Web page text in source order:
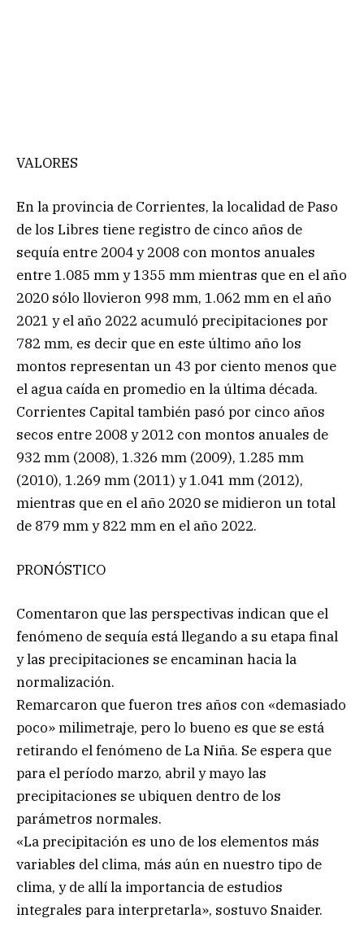
VALORES
En la provincia de Corrientes, la localidad de Paso
de los Libres tiene registro de cinco años de
sequía entre 2004 y 2008 con montos anuales
entre 1.085 mm y 1355 mm mientras que en el año
2020 sólo llovieron 998 mm, 1.062 mm en el año
2021 y el año 2022 acumuló precipitaciones por
782 mm, es decir que en este último año los
montos representan un 43 por ciento menos que
el agua caída en promedio en la última década.
Corrientes Capital también pasó por cinco años
secos entre 2008 y 2012 con montos anuales de
932 mm (2008), 1.326 mm (2009), 1.285 mm
(2010), 1.269 mm (2011) y 1.041 mm (2012),
mientras que en el año 2020 se midieron un total
de 879 mm y 822 mm en el año 2022.
PRONÓSTICO
Comentaron que las perspectivas indican que el
fenómeno de sequía está llegando a su etapa final
y las precipitaciones se encaminan hacia la
normalización.
Remarcaron que fueron tres años con «demasiado
poco» milimetraje, pero lo bueno es que se está
retirando el fenómeno de La Niña. Se espera que
para el período marzo, abril y mayo las
precipitaciones se ubiquen dentro de los
parámetros normales.
«La precipitación es uno de los elementos más
variables del clima, más aún en nuestro tipo de
clima, y de allí la importancia de estudios
integrales para interpretarla», sostuvo Snaider.